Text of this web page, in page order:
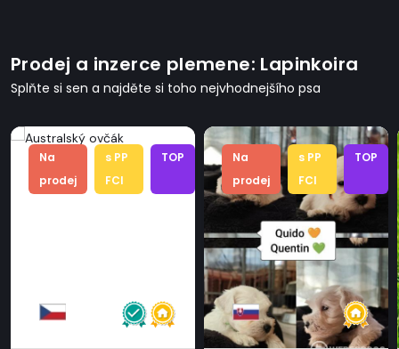
Prodej a inzerce plemene: Lapinkoira
Splňte si sen a najděte si toho nejvhodnejšího psa
Na
prodej
s PP
FCI
TOP
Na
prodej
s PP
FCI
TOP